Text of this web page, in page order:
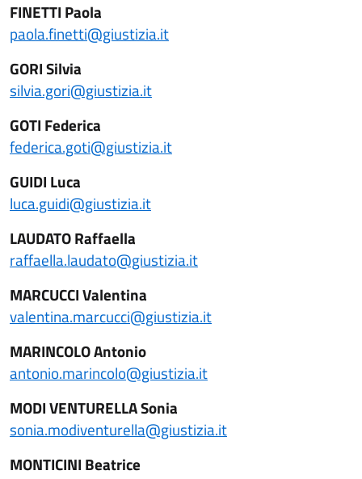
FINETTI Paola
paola.finetti@giustizia.it
GORI Silvia
silvia.gori@giustizia.it
GOTI Federica
federica.goti@giustizia.it
GUIDI Luca
luca.guidi@giustizia.it
LAUDATO Raffaella
raffaella.laudato@giustizia.it
MARCUCCI Valentina
valentina.marcucci@giustizia.it
MARINCOLO Antonio
antonio.marincolo@giustizia.it
MODI VENTURELLA Sonia
sonia.modiventurella@giustizia.it
MONTICINI Beatrice